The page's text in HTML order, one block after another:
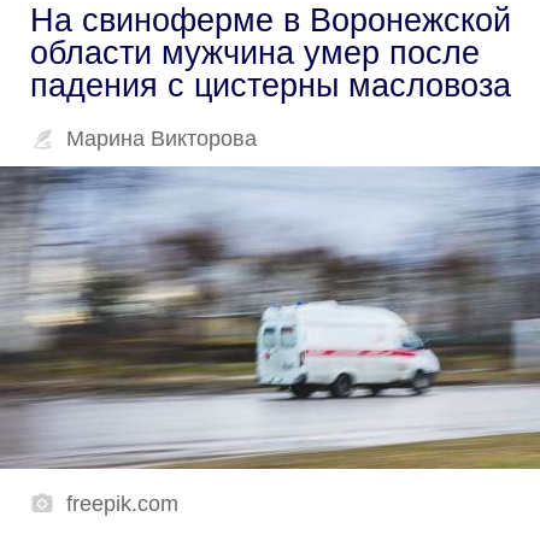
На свиноферме в Воронежской
области мужчина умер после
падения с цистерны масловоза
Марина Викторова
freepik.com